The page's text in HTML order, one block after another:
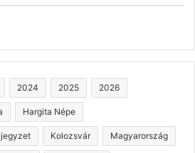
2024 2025 2026
Hargita Népe
jegyzet Kolozsvár Magyarország